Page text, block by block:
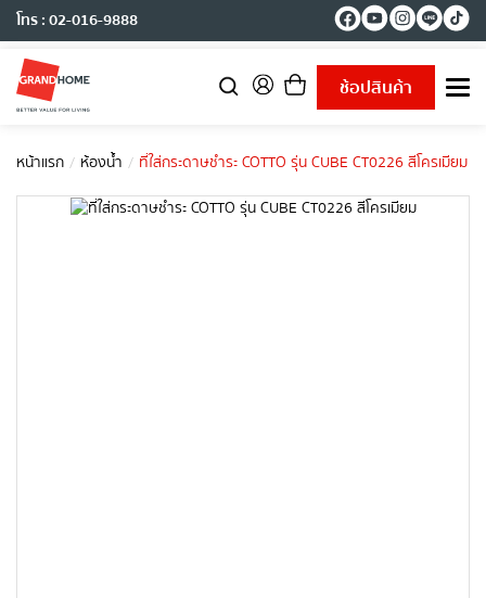
โทร : 02-016-9888
ช้อปสินค้า
T
g
e
หน้าแรก ห้องน้ำ ที่ใส่กระดาษชำระ COTTO รุ่น CUBE CT0226 สีโครเมียม